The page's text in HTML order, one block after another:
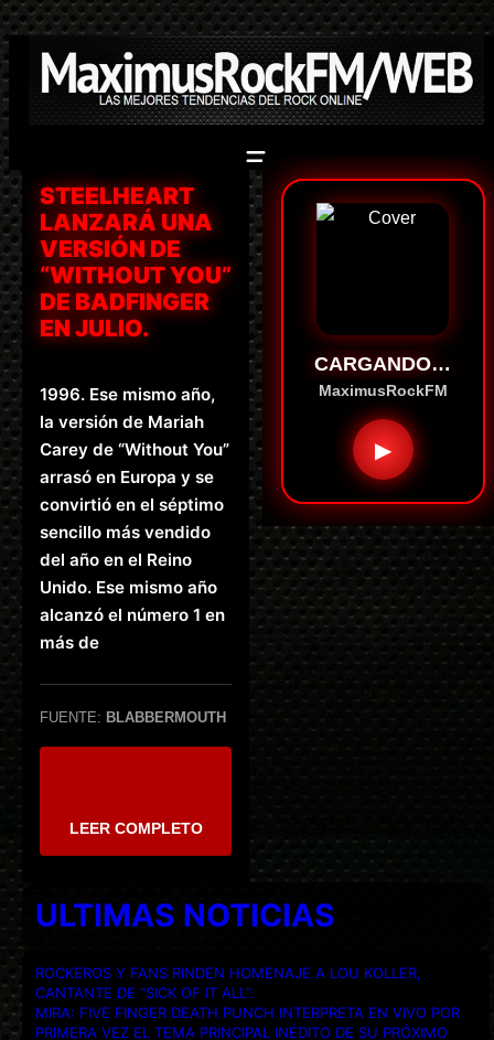
Saltar
al
contenido
STEELHEART
LANZARÁ UNA
VERSIÓN DE
“WITHOUT YOU”
DE BADFINGER
EN JULIO.
1996. Ese mismo año,
la versión de Mariah
Carey de “Without You”
arrasó en Europa y se
convirtió en el séptimo
sencillo más vendido
del año en el Reino
Unido. Ese mismo año
alcanzó el número 1 en
más de
FUENTE: BLABBERMOUTH
LEER COMPLETO
CARGANDO…
MaximusRockFM
▶
ULTIMAS NOTICIAS
ROCKEROS Y FANS RINDEN HOMENAJE A LOU KOLLER,
CANTANTE DE “SICK OF IT ALL”.
MIRA: FIVE FINGER DEATH PUNCH INTERPRETA EN VIVO POR
PRIMERA VEZ EL TEMA PRINCIPAL INÉDITO DE SU PRÓXIMO